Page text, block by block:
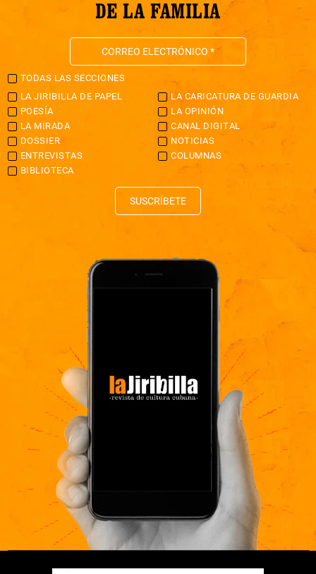
DE LA FAMILIA
TODAS LAS SECCIONES
LA JIRIBILLA DE PAPEL
LA CARICATURA DE GUARDIA
POESÍA
LA OPINIÓN
LA MIRADA
CANAL DIGITAL
DOSSIER
NOTICIAS
ENTREVISTAS
COLUMNAS
BIBLIOTECA
SUSCRÍBETE